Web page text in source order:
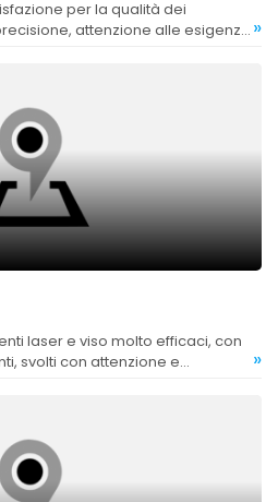
attenzione alle esigenze »
svolti con attenzione e
»